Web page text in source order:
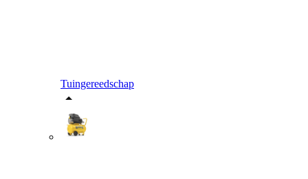
Tuingereedschap